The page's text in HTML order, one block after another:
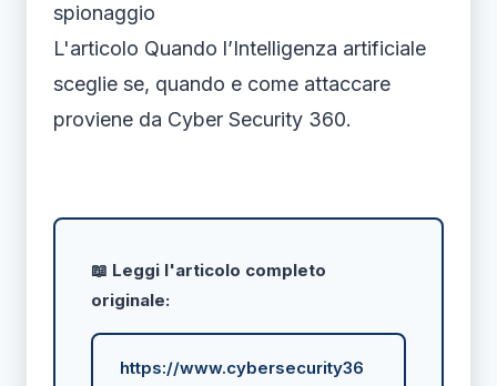
spionaggio
L'articolo Quando l’Intelligenza artificiale
sceglie se, quando e come attaccare
proviene da Cyber Security 360.
📖 Leggi l'articolo completo
originale:
https://www.cybersecurity36